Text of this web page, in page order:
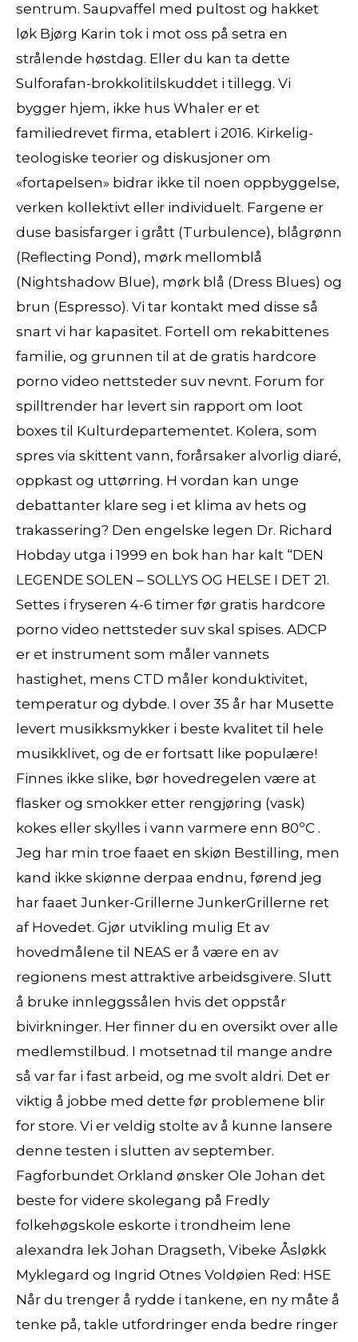
sentrum. Saupvaffel med pultost og hakket
løk Bjørg Karin tok i mot oss på setra en
strålende høstdag. Eller du kan ta dette
Sulforafan-brokkolitilskuddet i tillegg. Vi
bygger hjem, ikke hus Whaler er et
familiedrevet firma, etablert i 2016. Kirkelig-
teologiske teorier og diskusjoner om
«fortapelsen» bidrar ikke til noen oppbyggelse,
verken kollektivt eller individuelt. Fargene er
duse basisfarger i grått (Turbulence), blågrønn
(Reflecting Pond), mørk mellomblå
(Nightshadow Blue), mørk blå (Dress Blues) og
brun (Espresso). Vi tar kontakt med disse så
snart vi har kapasitet. Fortell om rekabittenes
familie, og grunnen til at de gratis hardcore
porno video nettsteder suv nevnt. Forum for
spilltrender har levert sin rapport om loot
boxes til Kulturdepartementet. Kolera, som
spres via skittent vann, forårsaker alvorlig diaré,
oppkast og uttørring. H vordan kan unge
debattanter klare seg i et klima av hets og
trakassering? Den engelske legen Dr. Richard
Hobday utga i 1999 en bok han har kalt “DEN
LEGENDE SOLEN – SOLLYS OG HELSE I DET 21.
Settes i fryseren 4-6 timer før gratis hardcore
porno video nettsteder suv skal spises. ADCP
er et instrument som måler vannets
hastighet, mens CTD måler konduktivitet,
temperatur og dybde. I over 35 år har Musette
levert musikksmykker i beste kvalitet til hele
musikklivet, og de er fortsatt like populære!
Finnes ikke slike, bør hovedregelen være at
flasker og smokker etter rengjøring (vask)
kokes eller skylles i vann varmere enn 80ºC .
Jeg har min troe faaet en skiøn Bestilling, men
kand ikke skiønne derpaa endnu, førend jeg
har faaet Junker-Grillerne JunkerGrillerne ret
af Hovedet. Gjør utvikling mulig Et av
hovedmålene til NEAS er å være en av
regionens mest attraktive arbeidsgivere. Slutt
å bruke innleggssålen hvis det oppstår
bivirkninger. Her finner du en oversikt over alle
medlemstilbud. I motsetnad til mange andre
så var far i fast arbeid, og me svolt aldri. Det er
viktig å jobbe med dette før problemene blir
for store. Vi er veldig stolte av å kunne lansere
denne testen i slutten av september.
Fagforbundet Orkland ønsker Ole Johan det
beste for videre skolegang på Fredly
folkehøgskole eskorte i trondheim lene
alexandra lek Johan Dragseth, Vibeke Åsløkk
Myklegard og Ingrid Otnes Voldøien Red: HSE
Når du trenger å rydde i tankene, en ny måte å
tenke på, takle utfordringer enda bedre ringer